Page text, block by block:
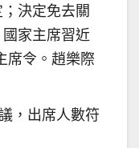
決定免去關
家主席習近
席令。趙樂際
，出席人數符